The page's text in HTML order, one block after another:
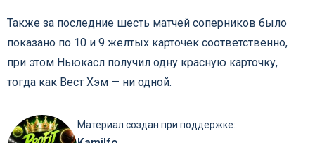
Также за последние шесть матчей соперников было
показано по 10 и 9 желтых карточек соответственно,
при этом Ньюкасл получил одну красную карточку,
тогда как Вест Хэм — ни одной.
Материал создан при поддержке: